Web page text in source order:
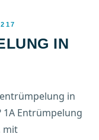
IN
in
1A Entrümpelung
mit